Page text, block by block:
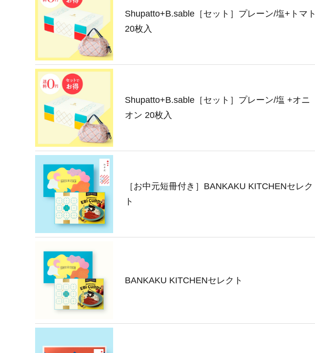
Shupatto+B.sable［セット］プレーン/塩+トマト
20枚入
Shupatto+B.sable［セット］プレーン/塩 +オニ
オン 20枚入
［お中元短冊付き］BANKAKU KITCHENセレク
ト
BANKAKU KITCHENセレクト